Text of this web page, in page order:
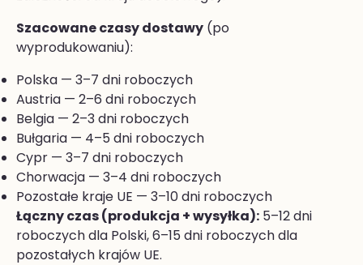
Szacowane czasy dostawy (po
wyprodukowaniu):
Polska — 3–7 dni roboczych
Austria — 2–6 dni roboczych
Belgia — 2–3 dni roboczych
Bułgaria — 4–5 dni roboczych
Cypr — 3–7 dni roboczych
Chorwacja — 3–4 dni roboczych
Pozostałe kraje UE — 3–10 dni roboczych
Łączny czas (produkcja + wysyłka): 5–12 dni
roboczych dla Polski, 6–15 dni roboczych dla
pozostałych krajów UE.